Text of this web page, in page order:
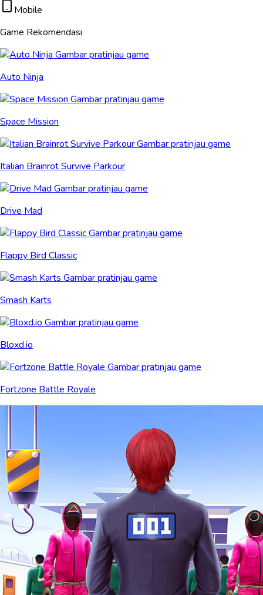
Mobile
Game Rekomendasi
Auto Ninja
Space Mission
Italian Brainrot Survive Parkour
Drive Mad
Flappy Bird Classic
Smash Karts
Bloxd.io
Fortzone Battle Royale